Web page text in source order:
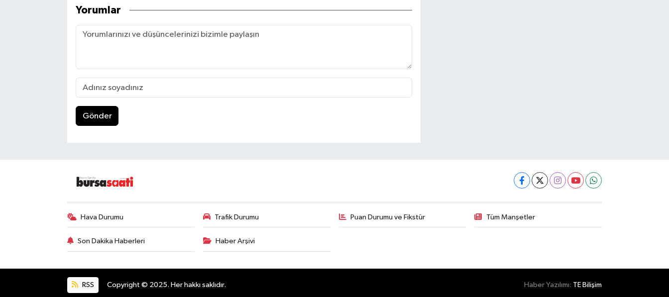
Yorumlar
Gönder
Hava Durumu Trafik Durumu Puan Durumu ve Fikstür Tüm Manşetler
Son Dakika Haberleri Haber Arşivi
RSS Copyright © 2025. Her hakkı saklıdır. Haber Yazılımı: TE Bilişim